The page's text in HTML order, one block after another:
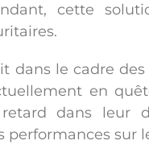
cette
dans le cadre
en
dans leur
sur